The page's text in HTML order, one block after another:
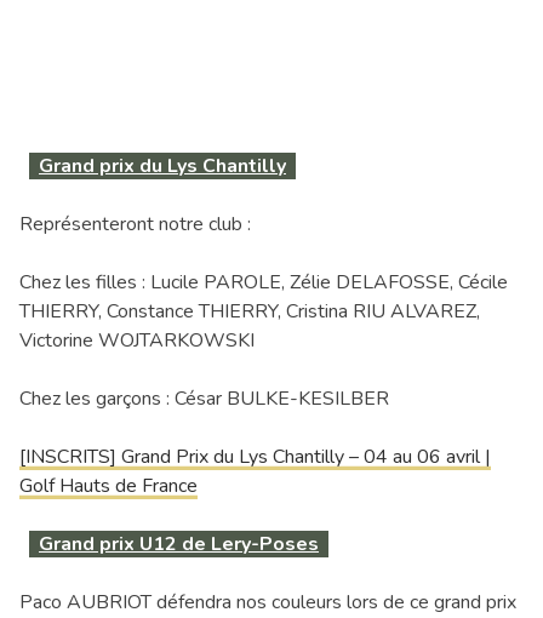
Grand prix du Lys Chantilly
Représenteront notre club :
Chez les filles : Lucile PAROLE, Zélie DELAFOSSE, Cécile
THIERRY, Constance THIERRY, Cristina RIU ALVAREZ,
Victorine WOJTARKOWSKI
Chez les garçons : César BULKE-KESILBER
[INSCRITS] Grand Prix du Lys Chantilly – 04 au 06 avril |
Golf Hauts de France
Grand prix U12 de Lery-Poses
Paco AUBRIOT défendra nos couleurs lors de ce grand prix